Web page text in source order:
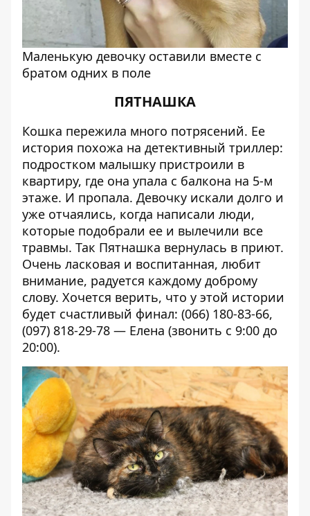
Маленькую девочку оставили вместе с
братом одних в поле
ПЯТНАШКА
Кошка пережила много потрясений. Ее
история похожа на детективный триллер:
подростком малышку пристроили в
квартиру, где она упала с балкона на 5-м
этаже. И пропала. Девочку искали долго и
уже отчаялись, когда написали люди,
которые подобрали ее и вылечили все
травмы. Так Пятнашка вернулась в приют.
Очень ласковая и воспитанная, любит
внимание, радуется каждому доброму
слову. Хочется верить, что у этой истории
будет счастливый финал: (066) 180-83-66,
(097) 818-29-78 — Елена (звонить с 9:00 до
20:00).